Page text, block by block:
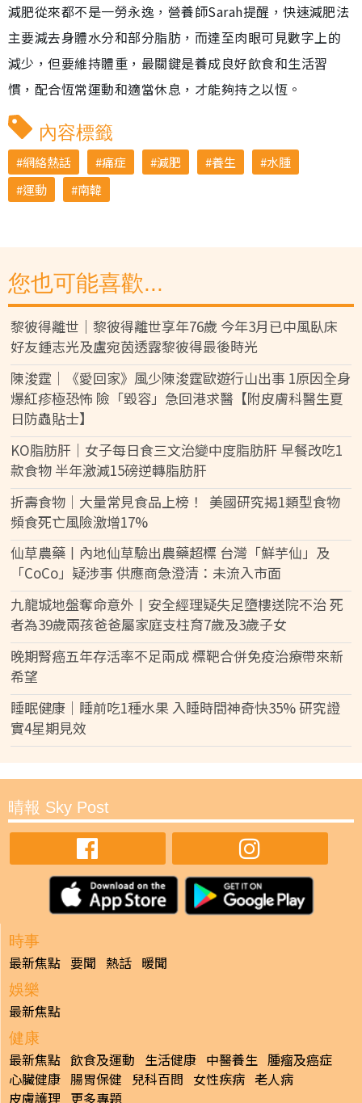
減肥從來都不是一勞永逸，營養師Sarah提醒，快速減肥法
主要減去身體水分和部分脂肪，而達至肉眼可見數字上的
減少，但要維持體重，最關鍵是養成良好飲食和生活習
慣，配合恆常運動和適當休息，才能夠持之以恆。
內容標籤
網絡熱話 痛症 減肥 養生
水腫
運動
南韓
您也可能喜歡...
黎彼得離世｜黎彼得離世享年76歲 今年3月已中風臥床
好友鍾志光及盧宛茵透露黎彼得最後時光
陳浚霆｜《愛回家》風少陳浚霆歐遊行山出事 1原因全身
爆紅疹極恐怖 險「毀容」急回港求醫【附皮膚科醫生夏
日防蟲貼士】
KO脂肪肝｜女子每日食三文治變中度脂肪肝 早餐改吃1
款食物 半年激減15磅逆轉脂肪肝
折壽食物｜大量常見食品上榜！ 美國研究揭1類型食物
頻食死亡風險激增17%
仙草農藥丨內地仙草驗出農藥超標 台灣「鮮芋仙」及
「CoCo」疑涉事 供應商急澄清：未流入市面
九龍城地盤奪命意外丨安全經理疑失足墮樓送院不治 死
者為39歲兩孩爸爸屬家庭支柱育7歲及3歲子女
晚期腎癌五年存活率不足兩成 標靶合併免疫治療帶來新
希望
睡眠健康｜睡前吃1種水果 入睡時間神奇快35% 研究證
實4星期見效
晴報 Sky Post
時事
最新焦點 要聞 熱話 暖聞
娛樂
最新焦點
健康
最新焦點 飲食及運動 生活健康 中醫養生 腫瘤及癌症
心臟健康 腸胃保健 兒科百問 女性疾病 老人病
皮膚護理 更多專題